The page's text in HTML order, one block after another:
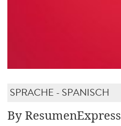
SPRACHE - SPANISCH
By ResumenExpress